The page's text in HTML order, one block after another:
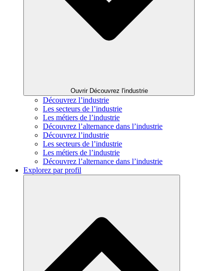
Ouvrir Découvrez l'industrie
Découvrez l’industrie
Les secteurs de l’industrie
Les métiers de l’industrie
Découvrez l’alternance dans l’industrie
Découvrez l’industrie
Les secteurs de l’industrie
Les métiers de l’industrie
Découvrez l’alternance dans l’industrie
Explorez par profil